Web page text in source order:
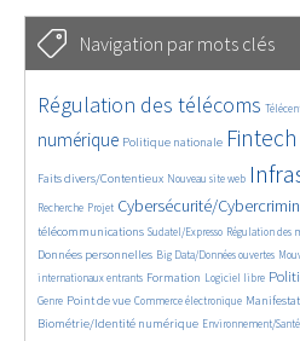
Navigation par mots clés
4809/5760
Régulation des télécoms
354/5760
3807/5760
numérique
1893/5760 Politique nationale
5353/5760 Fintech
695/5760
2487/5760
1602/5760
Faits divers/Contentieux Nouveau site web
Recherche
252/5760Projet
3586/5760 Cybersécurité/
2313/5760
1650/5760
télécommunications
296/5760 Sudatel/Expresso
1031/5760 Régulation des
1567/5760
1099/5760
1680/5760
Données personnelles
143/5760 Big Data/Données ouvertes
616/5760
384/5760
666/5760
internationaux entrants
1757/5760 Formation
104/5760 Logiciel libre
2650/5760
1146/5760
180/5760
598/5760
Genre
1857/5760Point de vue
1081/5760 Commerce électronique
1629/5760
336/5760
131/5760
208/5760
1253/5760
Biométrie/Identité numérique
383/5760 Environnement/Santé
350/5760
380/5760
1894/5760